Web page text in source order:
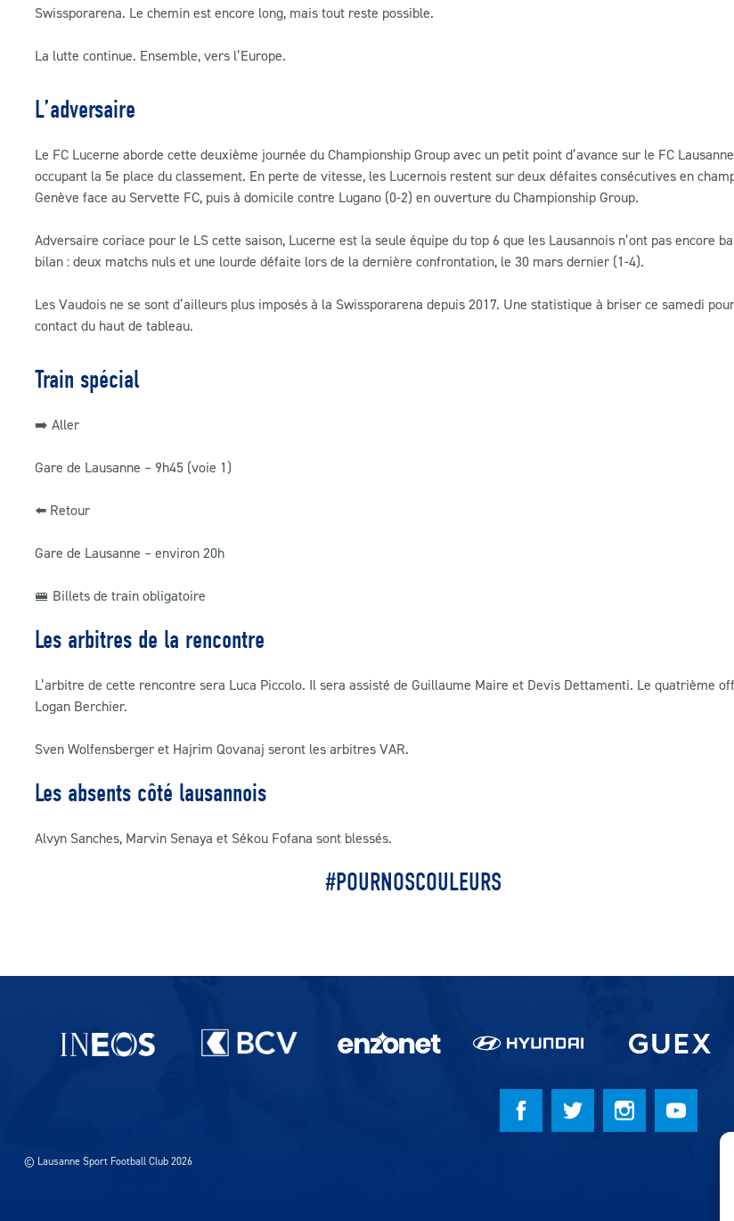
Swissporarena. Le chemin est encore long, mais tout reste possible.
La lutte continue. Ensemble, vers l’Europe.
L’adversaire
Le FC Lucerne aborde cette deuxième journée du Championship Group avec un petit point d’avance sur le FC
occupant la 5e place du classement. En perte de vitesse, les Lucernois restent sur deux défaites consécutives en
Genève face au Servette FC, puis à domicile contre Lugano (0-2) en ouverture du Championship Group.
Adversaire coriace pour le LS cette saison, Lucerne est la seule équipe du top 6 que les Lausannois n’ont pas encore
bilan : deux matchs nuls et une lourde défaite lors de la dernière confrontation, le 30 mars dernier (1-4).
Les Vaudois ne se sont d’ailleurs plus imposés à la Swissporarena depuis 2017. Une statistique à briser ce samedi
contact du haut de tableau.
Train spécial
➡️ Aller
Gare de Lausanne – 9h45 (voie 1)
⬅️ Retour
Gare de Lausanne – environ 20h
🚝 Billets de train obligatoire
Les arbitres de la rencontre
L’arbitre de cette rencontre sera Luca Piccolo. Il sera assisté de Guillaume Maire et Devis Dettamenti. Le quatrième
Logan Berchier.
Sven Wolfensberger et Hajrim Qovanaj seront les arbitres VAR.
Les absents côté lausannois
Alvyn Sanches, Marvin Senaya et Sékou Fofana sont blessés.
#POURNOSCOULEURS
Partenaires du lausanne-Sport
© Lausanne Sport Football Club 2026